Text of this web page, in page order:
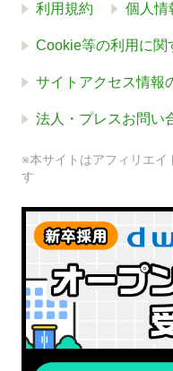
利用規約 個人情
Cookie等の利用に関
サイトアクセス情報
法人・プレスお問い
※本サイトはアフィリエイ
す